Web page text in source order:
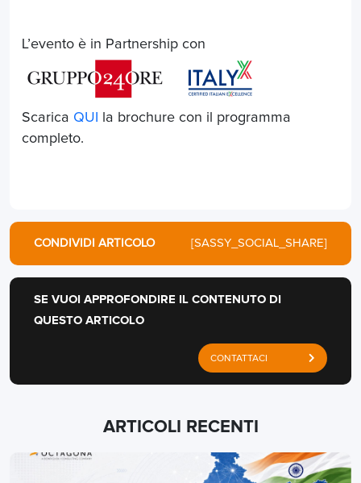
L’evento è in Partnership con
Scarica QUI
la brochure con il programma
completo.
CONDIVIDI ARTICOLO [SASSY_SOCIAL_SHARE]
SE VUOI APPROFONDIRE IL CONTENUTO DI
QUESTO ARTICOLO
CONTATTACI
ARTICOLI RECENTI